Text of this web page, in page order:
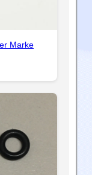
Marke